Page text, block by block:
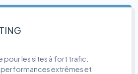
pour les sites à fort trafic.
performances extrêmes et